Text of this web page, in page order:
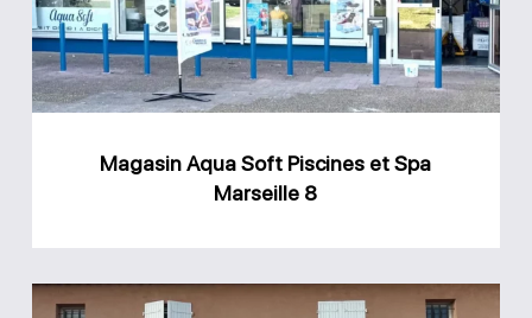
et
Spa
Marseille
Magasin Aqua Soft Piscines et Spa
Marseille 8
Magasin